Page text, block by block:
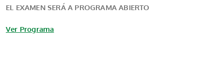
EL EXAMEN SERÁ A PROGRAMA ABIERTO
Ver Programa